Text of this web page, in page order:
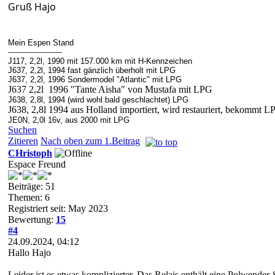
Gruß Hajo
Mein Espen Stand
----------------------
J117, 2,2l, 1990 mit 157.000 km mit H-Kennzeichen
J637, 2,2l, 1994 fast gänzlich überholt mit LPG
J637, 2,2l, 1996 Sondermodel "Atlantic" mit LPG
J637 2,2l 1996 "Tante Aisha" von Mustafa mit LPG
J638, 2,8l, 1994 (wird wohl bald geschlachtet) LPG
J638, 2,8l 1994 aus Holland importiert, wird restauriert, bekommt
JE0N, 2,0l 16v, aus 2000 mit LPG
Suchen
Zitieren Nach oben zum 1.Beitrag
CHristoph
Espace Freund
Beiträge: 51
Themen: 6
Registriert seit: May 2023
Bewertung: 15
#4
24.09.2024, 04:12
Hallo Hajo